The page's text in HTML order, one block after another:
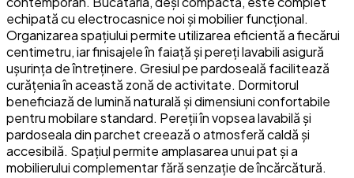
echipată cu electrocasnice noi și mobilier funcțional.
Organizarea spațiului permite utilizarea eficientă a fiecărui
centimetru, iar finisajele în faiață și pereți lavabili asigură
ușurința de întreținere. Gresiul pe pardoseală facilitează
curățenia în această zonă de activitate. Dormitorul
beneficiază de lumină naturală și dimensiuni confortabile
pentru mobilare standard. Pereții în vopsea lavabilă și
pardoseala din parchet creează o atmosferă caldă și
accesibilă. Spațiul permite amplasarea unui pat și a
mobilierului complementar fără senzație de încărcătură.